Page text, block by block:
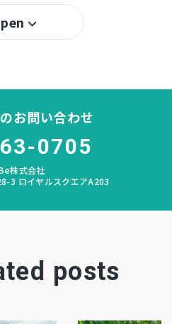
お問い合わせ
0705
株式会社
3 ロイヤルスクエアA203
posts